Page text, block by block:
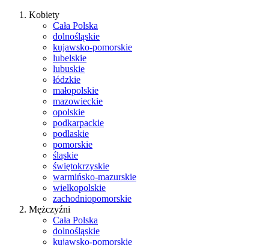
Kobiety
Cała Polska
dolnośląskie
kujawsko-pomorskie
lubelskie
lubuskie
łódzkie
małopolskie
mazowieckie
opolskie
podkarpackie
podlaskie
pomorskie
śląskie
świętokrzyskie
warmińsko-mazurskie
wielkopolskie
zachodniopomorskie
Mężczyźni
Cała Polska
dolnośląskie
kujawsko-pomorskie